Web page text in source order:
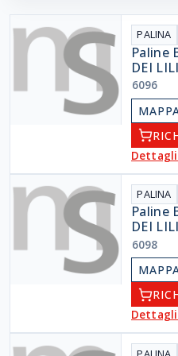
PALINA
Paline
DEI
6096
PALINA
Paline
DEI
6098